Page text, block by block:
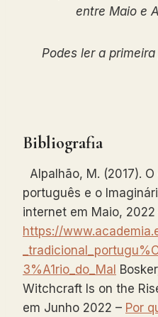
entre Maio e
Podes ler a
Bibliografia
Alpalhão, M. (2017).
português e o
internet em Maio, 2022
https://
3%A1rio_do_Mal
Witchcraft Is on the
em Junho 2022 – Por